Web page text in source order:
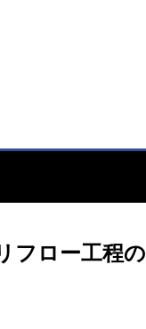
フロー工程の